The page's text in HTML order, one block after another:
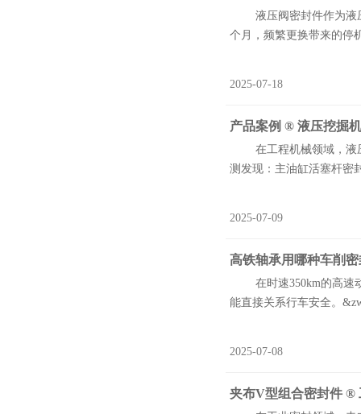
液压阀密封件作为液压
个月，频繁更换带来的停
2025-07-18
产品案例 ® 液压挖掘
在工程机械领域，液压
测发现：主油缸活塞杆密
2025-07-09
高铁轴承用哪种车削
在时速350km的高速动
能直接关系行车安全。
2025-07-08
夹布V型组合密封件 ®